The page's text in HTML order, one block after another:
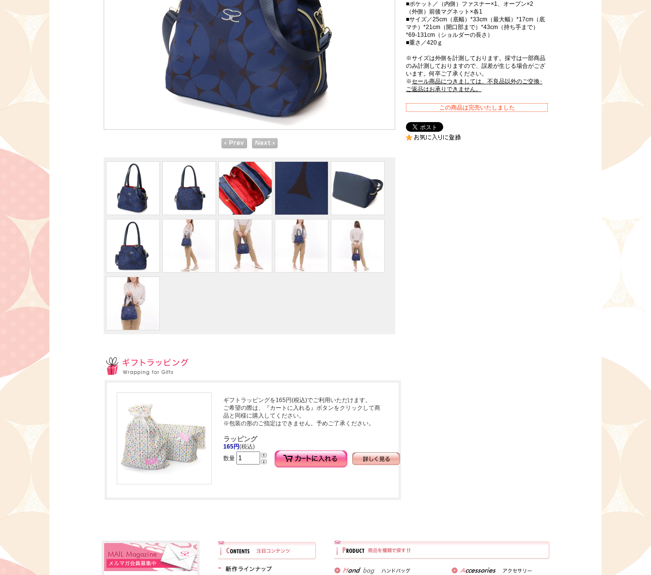
■ポケット／（内側）ファスナー×1、オープン×2
（外側）前後マグネット×各1
■サイズ／25cm（底幅）*33cm（最大幅）*17cm（底
マチ）*21cm（開口部まで）*43cm（持ち手まで）
*69-131cm（ショルダーの長さ）
■重さ／420ｇ
※サイズは外側を計測しております。採寸は一部商品
のみ計測しておりますので、誤差が生じる場合がござ
います。何卒ご了承ください。
※セール商品につきましては、不良品以外のご交換･
ご返品はお承りできません。
この商品は完売いたしました
ギフトラッピングを165円(税込)でご利用いただけます。
ご希望の際は、『カートに入れる』ボタンをクリックして商
品と同様に購入してください。
※包装の形のご指定はできません。予めご了承ください。
ラッピング
165円(税込)
数量